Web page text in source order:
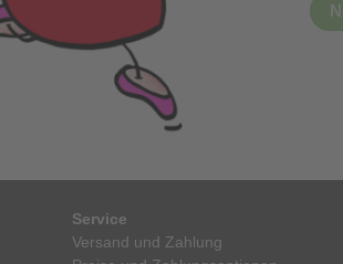
Service
Versand und Zahlung